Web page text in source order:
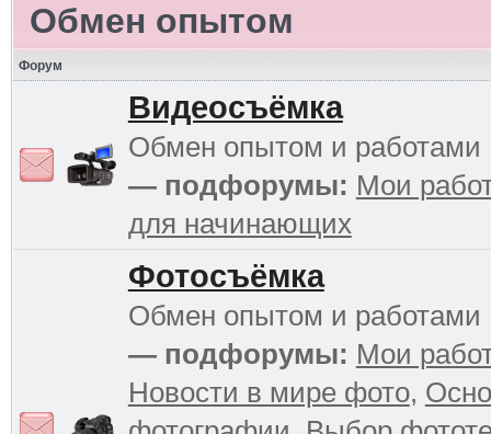
Обмен опытом
Форум
Видеосъёмка
Обмен опытом и работами
— подфорумы: Мои
для начинающих
Фотосъёмка
Обмен опытом и работами
— подфорумы: Мои
Новости в мире фото,